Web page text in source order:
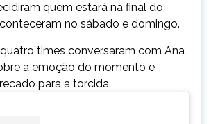
quem estará na final do
no sábado e domingo.
times conversaram com Ana
a emoção do momento e
para a torcida.